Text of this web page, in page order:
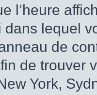
l’heure
dans lequel
de
de trouver
York,